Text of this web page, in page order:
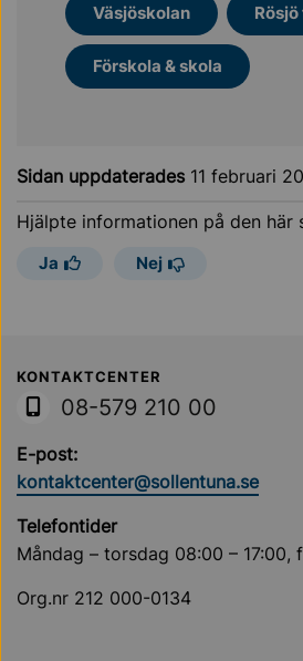
Väsjöskolan
Förskola & skola
Sidan uppdaterades 11 februari
Hjälpte informationen på den här
Ja Nej
Sollentuna Kommun
KONTAKTCENTER
08-579 210 00
E-post:
kontaktcenter@sollentuna.se
Telefontider
Måndag – torsdag 08:00 – 17:00,
Org.nr 212 000-0134